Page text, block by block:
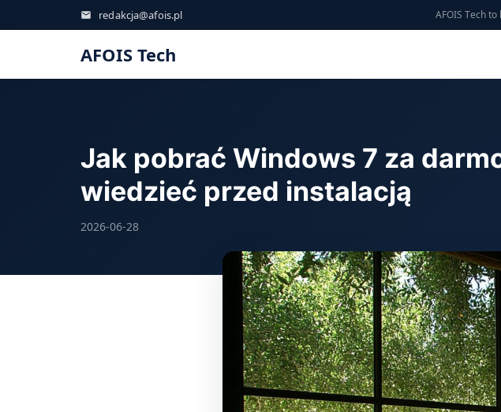
redakcja@afois.pl AFOIS Tech
AFOIS Tech
Jak pobrać Windows 7 za
wiedzieć przed instalacją
2026-06-28